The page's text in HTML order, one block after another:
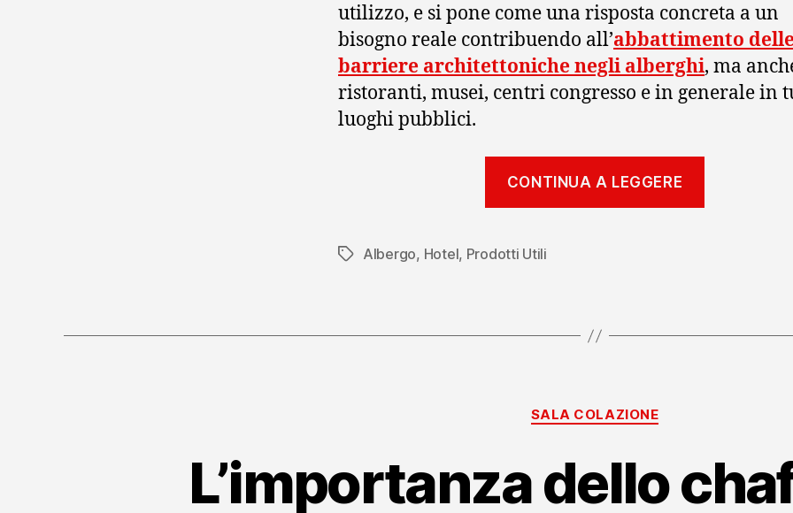
utilizzo, e si pone come una risposta concreta a un
bisogno reale contribuendo all’abbattimento
barriere architettoniche negli alberghi, ma
ristoranti, musei, centri congresso e in generale in
luoghi pubblici.
CONTINUA A LEGGERE
un
Tag Albergo, Hotel, Prodotti Utili
Categorie
SALA COLAZIONE
L’importanza dello